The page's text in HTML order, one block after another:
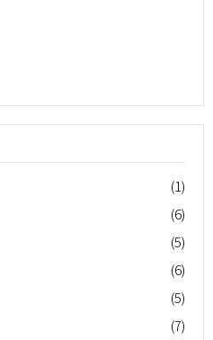
(1)
(6)
(5)
(6)
(5)
(7)